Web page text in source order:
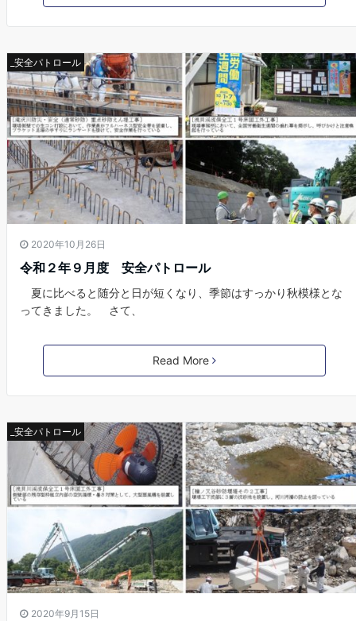
_安全パトロール
2020年10月26日
令和２年９月度 安全パトロール
夏に比べると随分と日が短くなり、季節はすっかり秋模様とな
ってきました。 さて、
Read More
_安全パトロール
2020年9月15日